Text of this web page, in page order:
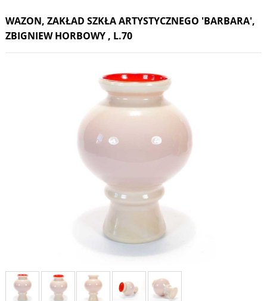
WAZON, ZAKŁAD SZKŁA ARTYSTYCZNEGO 'BARBARA',
ZBIGNIEW HORBOWY , L.70